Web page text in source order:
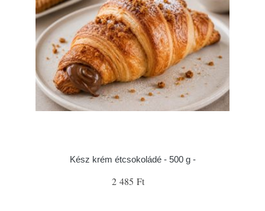
Kész krém étcsokoládé - 500 g -
2 485 Ft